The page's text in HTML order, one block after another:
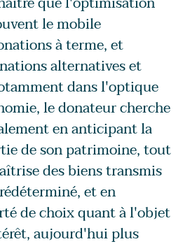
le mobile
à terme, et
alternatives et
dans l'optique
le donateur cherche
en anticipant la
de son patrimoine, tout
des biens transmis
et en
de choix quant à l'objet
aujourd'hui plus